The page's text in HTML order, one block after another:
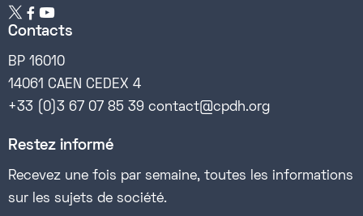
 
Contacts
BP 16010
14061 CAEN CEDEX 4
+33 (0)3 67 07 85 39 contact@cpdh.org
Restez informé
Recevez une fois par semaine, toutes les informations
sur les sujets de société.